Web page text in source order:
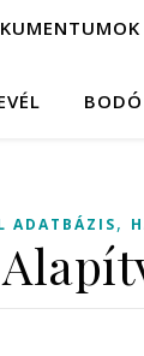
ADATBÁZIS,